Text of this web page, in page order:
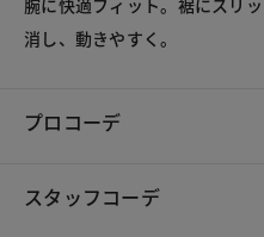
腕に快適フィット。裾にスリ
消し、動きやすく。
プロコーデ
スタッフコーデ